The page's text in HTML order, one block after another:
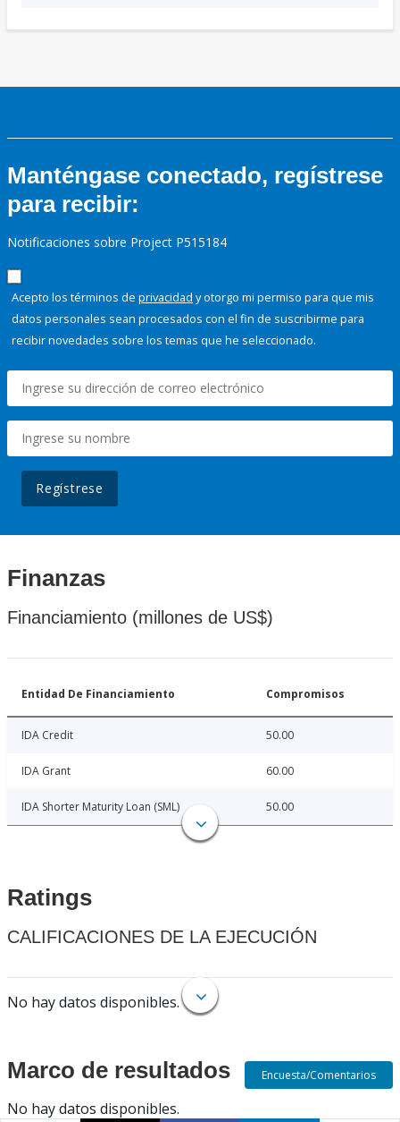
Manténgase conectado, regístrese
para recibir:
Notificaciones sobre Project P515184
Acepto los términos de privacidad y otorgo mi permiso para que mis
datos personales sean procesados con el fin de suscribirme para
recibir novedades sobre los temas que he seleccionado.
Regístrese
Finanzas
Financiamiento (millones de US$)
Entidad De Financiamiento Compromisos
IDA Credit 50.00
IDA Grant 60.00
IDA Shorter Maturity Loan (SML) 50.00
Ratings
CALIFICACIONES DE LA EJECUCIÓN
No hay datos disponibles.
Marco de resultados
No hay datos disponibles.
Encuesta/Comentarios